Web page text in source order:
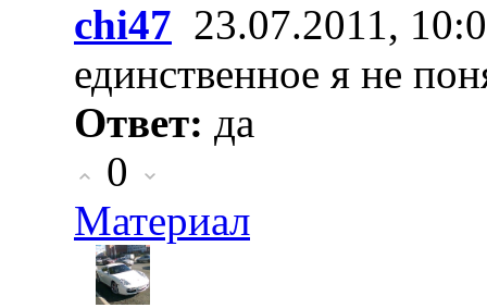
chi47 23.07.2011,
единственное я не
Ответ: да
0
Материал